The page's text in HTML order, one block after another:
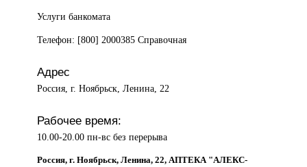
Услуги банкомата
Телефон: [800] 2000385 Справочная
Адрес
Россия, г. Ноябрьск, Ленина, 22
Рабочее время:
10.00-20.00 пн-вс без перерыва
Россия, г. Ноябрьск, Ленина, 22, АПТЕКА "АЛЕКС-